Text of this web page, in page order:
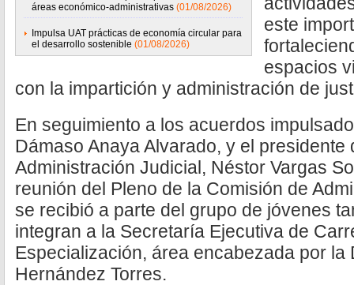
áreas económico-administrativas (01/08/2026)
Impulsa UAT prácticas de economía circular para
el desarrollo sostenible (01/08/2026)
este
espacios
con la impartición y administración de
En seguimiento a los acuerdos
Dámaso Anaya Alvarado, y el presidente
Administración Judicial, Néstor Vargas
reunión del Pleno de la Comisión de
se recibió a parte del grupo de jóvenes
integran a la Secretaría Ejecutiva de
Especialización, área encabezada por la
Hernández Torres.